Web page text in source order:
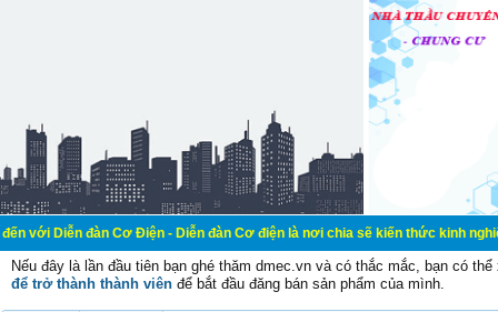
đàn Cơ Điện - Diễn đàn Cơ điện là nơi chia sẽ kiến thức kinh nghiệm
Nếu đây là lần đầu tiên bạn ghé thăm dmec.vn và có thắc mắc, bạn có
để trở thành thành viên để bắt đầu đăng bán sản phẩm của mình.